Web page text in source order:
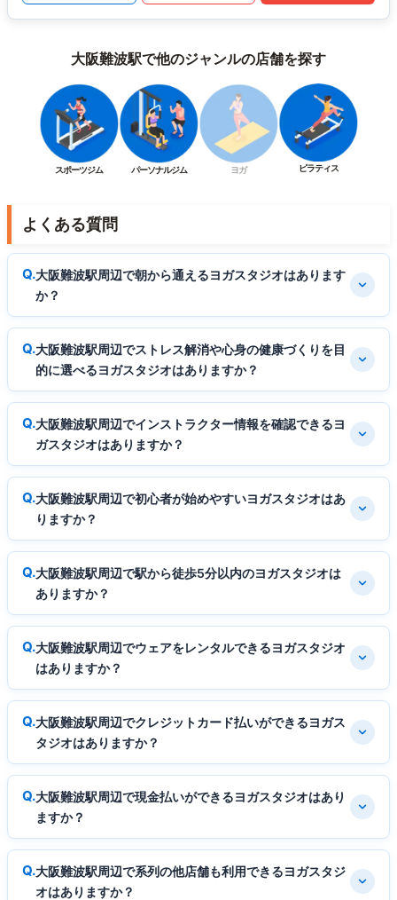
大阪難波駅で他のジャンルの店舗を探す
スポーツジム パーソナルジム ヨガ ピラティス
よくある質問
大阪難波駅周辺で朝から通えるヨガスタジオはあります
か？
大阪難波駅周辺でストレス解消や心身の健康づくりを目
的に選べるヨガスタジオはありますか？
大阪難波駅周辺でインストラクター情報を確認できるヨ
ガスタジオはありますか？
大阪難波駅周辺で初心者が始めやすいヨガスタジオはあ
りますか？
大阪難波駅周辺で駅から徒歩5分以内のヨガスタジオは
ありますか？
大阪難波駅周辺でウェアをレンタルできるヨガスタジオ
はありますか？
大阪難波駅周辺でクレジットカード払いができるヨガス
タジオはありますか？
大阪難波駅周辺で現金払いができるヨガスタジオはあり
ますか？
大阪難波駅周辺で系列の他店舗も利用できるヨガスタジ
オはありますか？